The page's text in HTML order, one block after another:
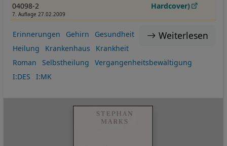
04098-2
7. Auflage 27.02.2009
Hardcover)
Weiterlesen
Erinnerungen Gehirn
Gesundheit
Heilung
Krankenhaus
Krankheit
Roman
Selbstheilung
Vergangenheitsbewältigung
I:DES
I:MK